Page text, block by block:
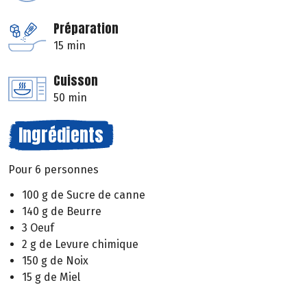
Préparation
15 min
Cuisson
50 min
Ingrédients
Pour 6 personnes
100 g de Sucre de canne
140 g de Beurre
3 Oeuf
2 g de Levure chimique
150 g de Noix
15 g de Miel